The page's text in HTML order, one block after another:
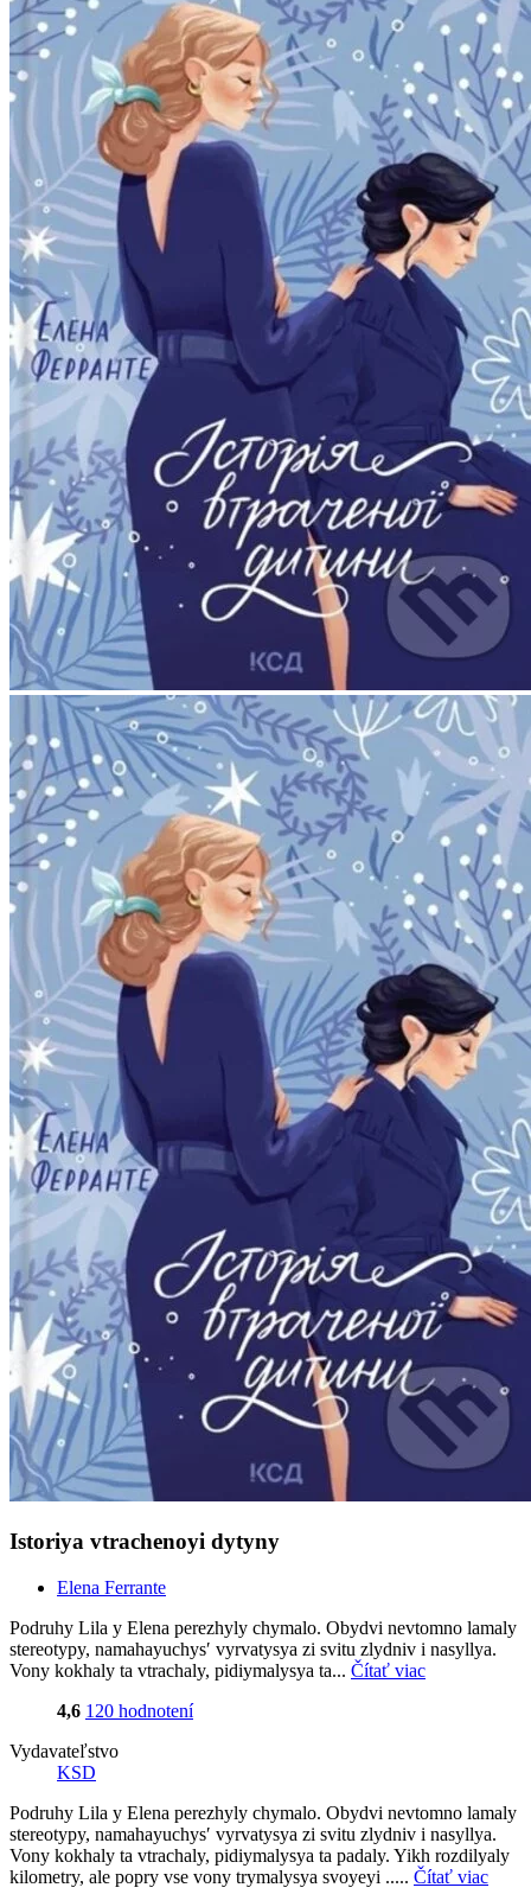
Istoriya vtrachenoyi dytyny
Elena Ferrante
Podruhy Lila y Elena perezhyly chymalo. Obydvi nevtomno lamaly
stereotypy, namahayuchysʹ vyrvatysya zi svitu zlydniv i nasyllya.
Vony kokhaly ta vtrachaly, pidiymalysya ta... Čítať viac
4,6 120 hodnotení
Vydavateľstvo
KSD
Podruhy Lila y Elena perezhyly chymalo. Obydvi nevtomno lamaly
stereotypy, namahayuchysʹ vyrvatysya zi svitu zlydniv i nasyllya.
Vony kokhaly ta vtrachaly, pidiymalysya ta padaly. Yikh rozdilyaly
kilometry, ale popry vse vony trymalysya svoyeyi ..... Čítať viac